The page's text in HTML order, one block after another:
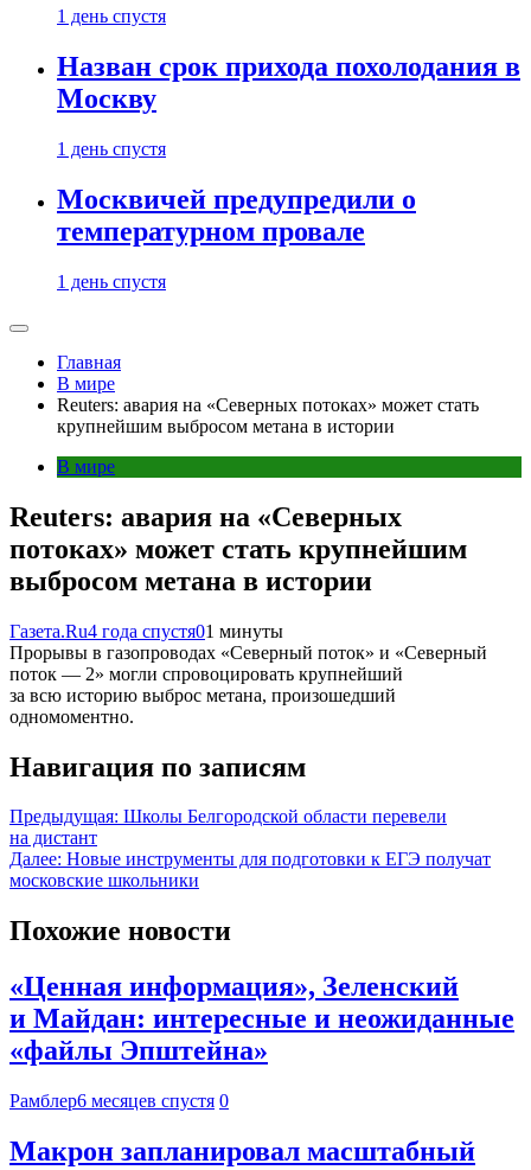
1 день спустя
Назван срок прихода похолодания в
Москву
1 день спустя
Москвичей предупредили о
температурном провале
1 день спустя
Главная
В мире
Reuters: авария на «Северных потоках» может стать
крупнейшим выбросом метана в истории
В мире
Reuters: авария на «Северных
потоках» может стать крупнейшим
выбросом метана в истории
Газета.Ru4 года спустя01 минуты
Прорывы в газопроводах «Северный поток» и «Северный
поток — 2» могли спровоцировать крупнейший
за всю историю выброс метана, произошедший
одномоментно.
Навигация по записям
Предыдущая: Школы Белгородской области перевели
на дистант
Далее: Новые инструменты для подготовки к ЕГЭ получат
московские школьники
Похожие новости
«Ценная информация», Зеленский
и Майдан: интересные и неожиданные
«файлы Эпштейна»
Рамблер6 месяцев спустя 0
Макрон запланировал масштабный